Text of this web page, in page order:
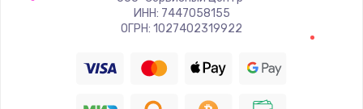
Замена ТЭНа
Заказать
ИНН: 7447058155
ОГРН: 1027402319922